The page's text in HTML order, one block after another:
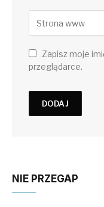
Zapisz moje
przeglądarce.
NIE PRZEGAP